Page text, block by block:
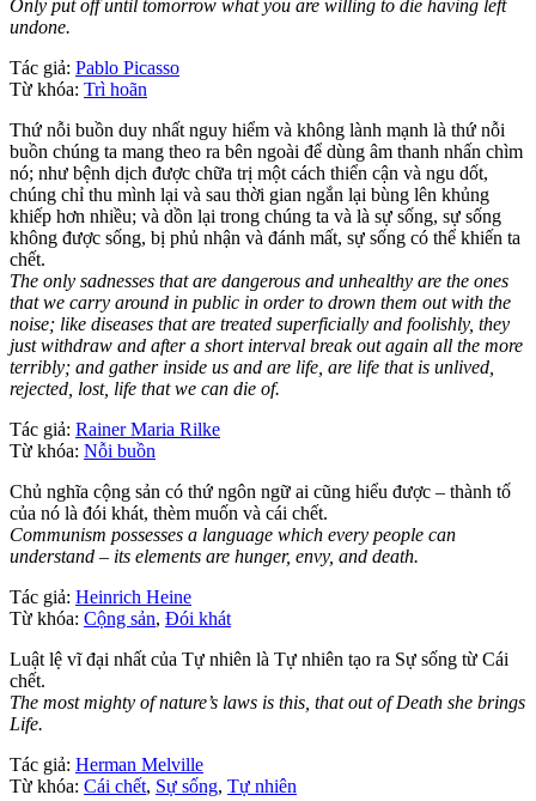
Only put off until tomorrow what you are willing to die having left
undone.
Tác giả: Pablo Picasso
Từ khóa: Trì hoãn
Thứ nỗi buồn duy nhất nguy hiểm và không lành mạnh là thứ nỗi
buồn chúng ta mang theo ra bên ngoài để dùng âm thanh nhấn chìm
nó; như bệnh dịch được chữa trị một cách thiển cận và ngu dốt,
chúng chỉ thu mình lại và sau thời gian ngắn lại bùng lên khủng
khiếp hơn nhiều; và dồn lại trong chúng ta và là sự sống, sự sống
không được sống, bị phủ nhận và đánh mất, sự sống có thể khiến ta
chết.
The only sadnesses that are dangerous and unhealthy are the ones
that we carry around in public in order to drown them out with the
noise; like diseases that are treated superficially and foolishly, they
just withdraw and after a short interval break out again all the more
terribly; and gather inside us and are life, are life that is unlived,
rejected, lost, life that we can die of.
Tác giả: Rainer Maria Rilke
Từ khóa: Nỗi buồn
Chủ nghĩa cộng sản có thứ ngôn ngữ ai cũng hiểu được – thành tố
của nó là đói khát, thèm muốn và cái chết.
Communism possesses a language which every people can
understand – its elements are hunger, envy, and death.
Tác giả: Heinrich Heine
Từ khóa: Cộng sản, Đói khát
Luật lệ vĩ đại nhất của Tự nhiên là Tự nhiên tạo ra Sự sống từ Cái
chết.
The most mighty of nature’s laws is this, that out of Death she brings
Life.
Tác giả: Herman Melville
Từ khóa: Cái chết, Sự sống, Tự nhiên